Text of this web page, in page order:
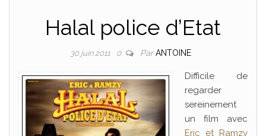
Halal police d’Etat
30 juin 2011 0 ParANTOINE
Difficile de
regarder
sereinement
un film avec
Eric et Ramzy